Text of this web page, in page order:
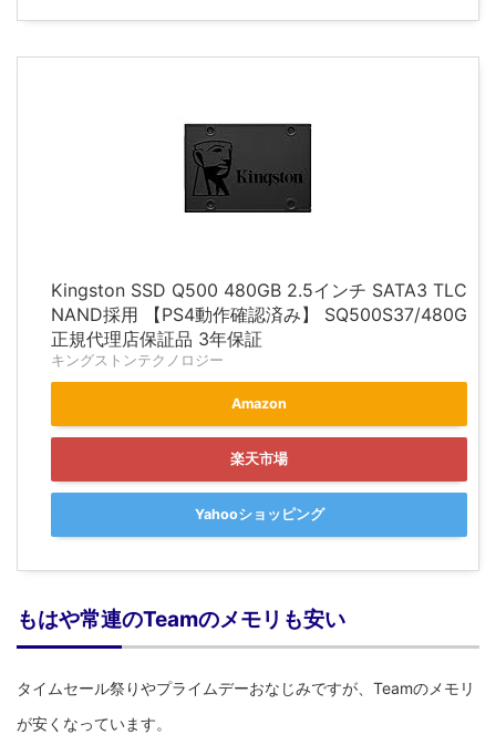
Kingston SSD Q500 480GB 2.5インチ SATA3 TLC
NAND採用 【PS4動作確認済み】 SQ500S37/480G
正規代理店保証品 3年保証
キングストンテクノロジー
Amazon
楽天市場
Yahooショッピング
もはや常連のTeamのメモリも安い
タイムセール祭りやプライムデーおなじみですが、Teamのメモリ
が安くなっています。